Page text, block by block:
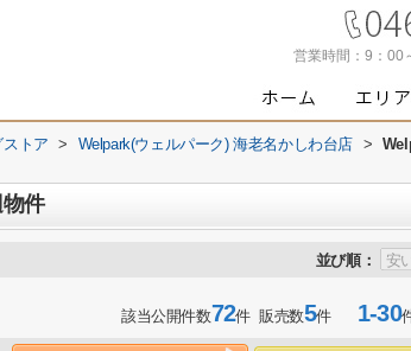
営業時間： 9：00
トア > Welpark(ウェルパーク) 海老名かしわ台店 >
件
並び順：
該当公開件数72件 販売数5件 1-30